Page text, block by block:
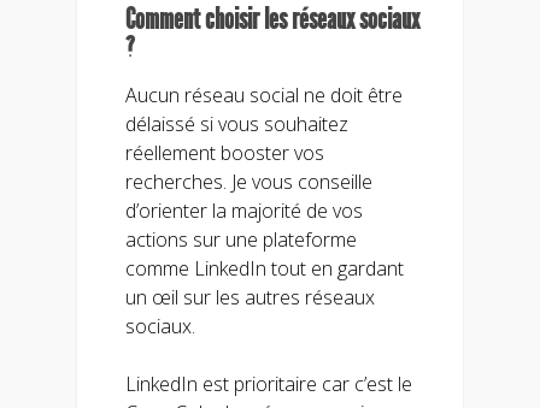
Comment choisir les réseaux sociaux
?
Aucun réseau social ne doit être
délaissé si vous souhaitez
réellement booster vos
recherches. Je vous conseille
d’orienter la majorité de vos
actions sur une plateforme
comme LinkedIn tout en gardant
un œil sur les autres réseaux
sociaux.
LinkedIn est prioritaire car c’est le